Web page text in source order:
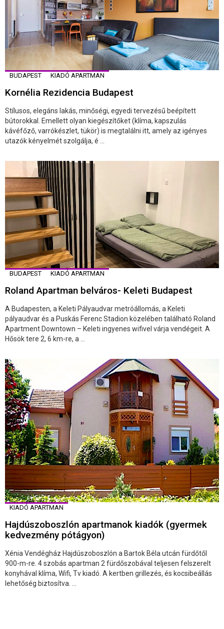
BUDAPEST KIADÓ APARTMAN
Kornélia Rezidencia Budapest
Stílusos, elegáns lakás, minőségi, egyedi tervezésű beépített
bútorokkal. Emellett olyan kiegészítőket (klíma, kapszulás
kávéfőző, varrókészlet, tükör) is megtalálni itt, amely az igényes
utazók kényelmét szolgálja, é ...
BUDAPEST KIADÓ APARTMAN
Roland Apartman belváros- Keleti Budapest
A Budapesten, a Keleti Pályaudvar metróállomás, a Keleti
pályaudvar és a Puskás Ferenc Stadion közelében található Roland
Apartment Downtown – Keleti ingyenes wifivel várja vendégeit. A
Hősök tere 2, 6 km-re, a ...
KIADÓ APARTMAN
Hajdúszoboszlón apartmanok kiadók (gyermek
kedvezmény pótágyon)
Xénia Vendégház Hajdúszoboszlón a Bartok Béla utcán fürdőtől
900-m-re. 4 szobás apartman 2 fürdőszobával teljesen felszerelt
konyhával klíma, Wifi, Tv kiadó. A kertben grillezés, és kocsibeállás
lehetőség biztosítva. ...